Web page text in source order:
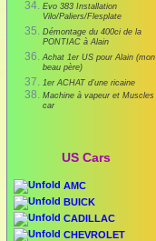
Evo 383 Installation
Vilo/Paliers/Flesplate
Démontage du 400ci de la
PONTIAC à Alain
Achat 1er US pour Alain (mon
beau père)
1er ACHAT d'une ricaine
Machine à vapeur et Muscles
car
US Cars
AMC
BUICK
CADILLAC
CHEVROLET